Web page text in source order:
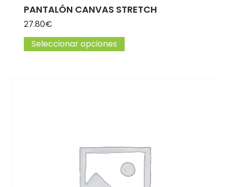
PANTALÓN CANVAS STRETCH
27.80€
Seleccionar opciones